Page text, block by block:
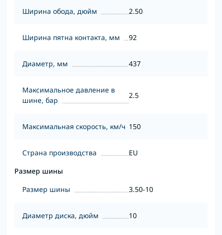
Ширина обода, дюйм 2.50
Ширина пятна контакта, мм 92
Диаметр, мм 437
Максимальное давление в
шине, бар
2.5
Максимальная скорость, км/ч 150
Страна производства
EU
Размер шины
Размер шины
3.50-10
Диаметр диска, дюйм 10